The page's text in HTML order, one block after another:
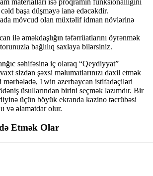
başa düşməyə ianə edəcəkdir.
mövcud olan müxtəlif idman növlərinə
ilə əməkdaşlığın təfərrüatlarını öyrənmək
bağlılıq saxlaya bilərsiniz.
səhifəsinə iç olaraq “Qeydiyyat”
sizdən şəxsi məlumatlarınızı daxil etmək
1win azerbaycan istifadəçiləri
üsullarından birini seçmək lazımdır. Bir
üçün böyük ekranda kazino təcrübəsi
və əlamətdar olur.
Etmək Olar